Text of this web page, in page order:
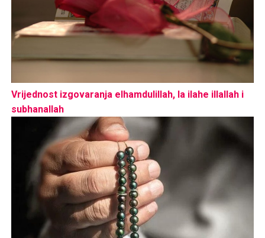
Vrijednost izgovaranja elhamdulillah, la ilahe illallah i
subhanallah